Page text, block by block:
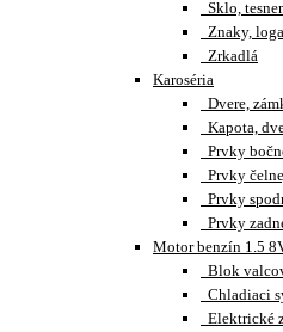
Sklo,
Znaky,
Zrkadlá
Karoséria
Dvere,
Kapota,
Prvky
Prvky
Prvky
Prvky
Motor benzín 1.5
Blok
Chladiaci
Elektrické